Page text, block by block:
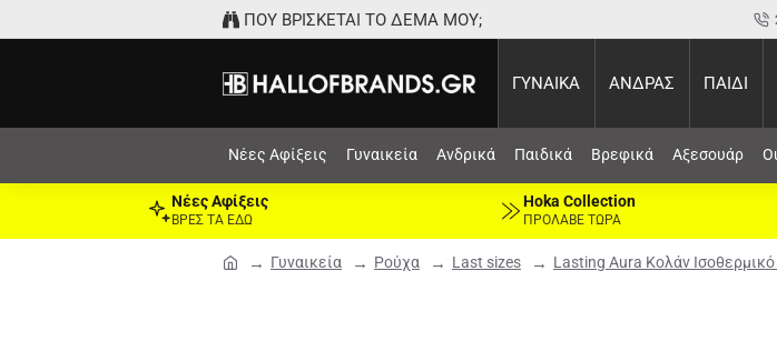
ΠΟΥ ΒΡΙΣΚΕΤΑΙ ΤΟ ΔΕΜΑ ΜΟΥ;
ΓΥΝΑΙΚΑ ΑΝΔΡΑΣ ΠΑΙΔΙ
Νέες Αφίξεις Γυναικεία Ανδρικά Παιδικά Βρεφικά Αξεσουάρ
Γυναικεία Ρούχα Last sizes Lasting Aura Κολάν
Νέες Αφίξεις
ΒΡΕΣ ΤΑ ΕΔΩ
Hoka Collection
ΠΡΟΛΑΒΕ ΤΩΡΑ